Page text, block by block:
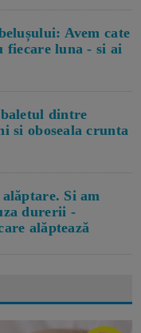
Avem cate
luna - si ai
dintre
si oboseala crunta
Si am
durerii -
alăptează